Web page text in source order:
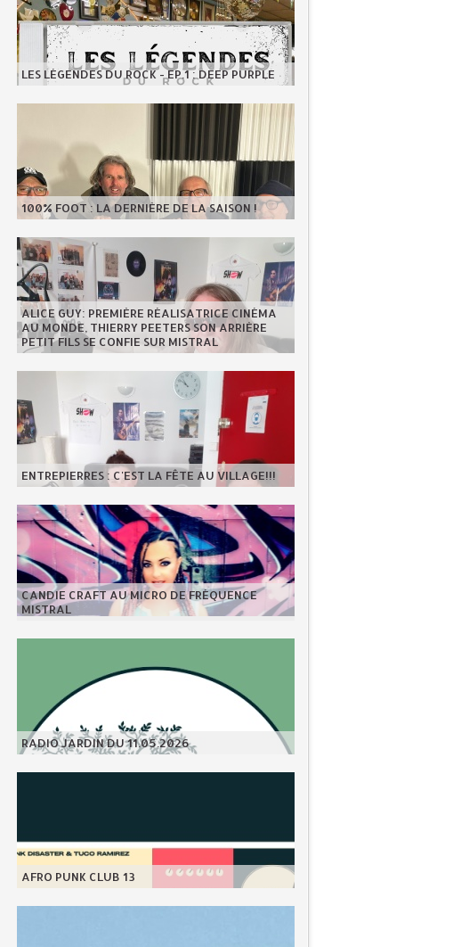
LES LÉGENDES DU ROCK - EP.1 : DEEP PURPLE
100% FOOT : LA DERNIÈRE DE LA SAISON !
ALICE GUY: PREMIÈRE RÉALISATRICE CINÉMA
AU MONDE, THIERRY PEETERS SON ARRIÈRE
PETIT FILS SE CONFIE SUR MISTRAL
ENTREPIERRES : C'EST LA FÊTE AU VILLAGE!!!
CANDIE CRAFT AU MICRO DE FRÉQUENCE
MISTRAL
RADIO JARDIN DU 11.05.2026
AFRO PUNK CLUB 13